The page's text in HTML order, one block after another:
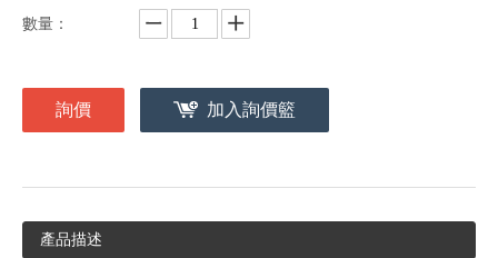
數量：
詢價 加入詢價籃
產品描述